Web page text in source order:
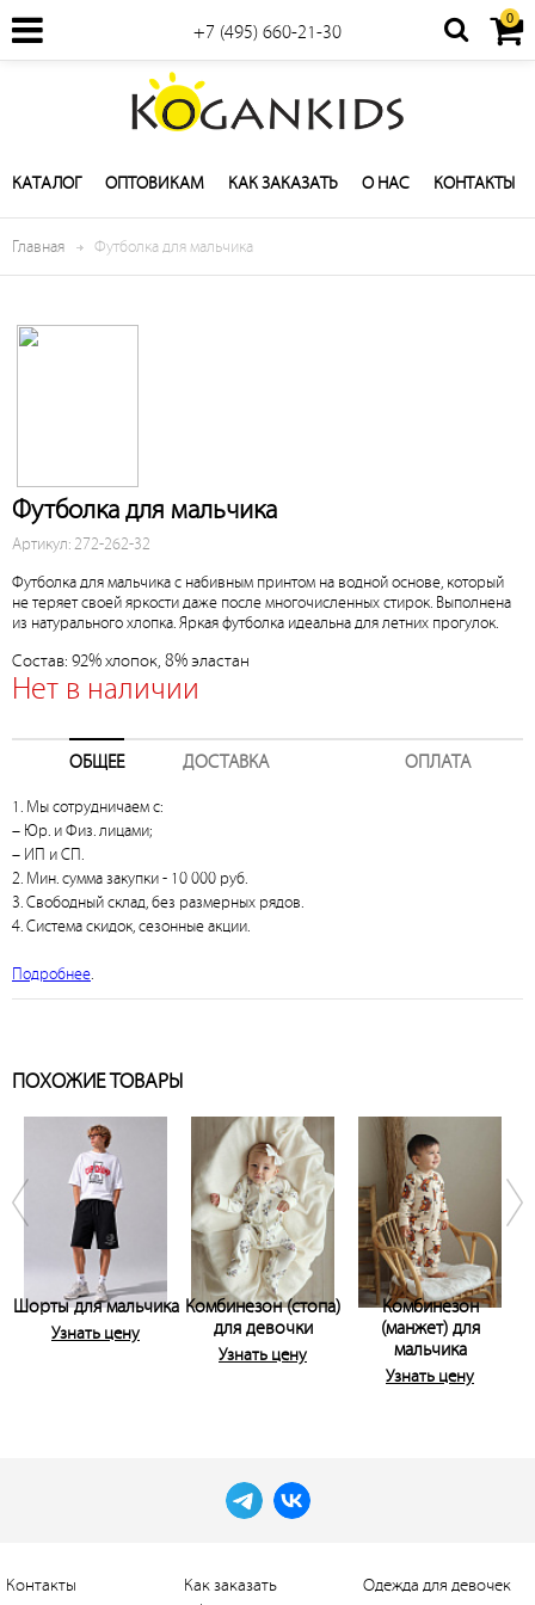
+7 (495) 660-21-30
0
КАТАЛОГ ОПТОВИКАМ КАК ЗАКАЗАТЬ О НАС КОНТАКТЫ
Главная Футболка для мальчика
Футболка для мальчика
Артикул: 272-262-32
Футболка для мальчика с набивным принтом на водной основе, который
не теряет своей яркости даже после многочисленных стирок. Выполнена
из натурального хлопка. Яркая футболка идеальна для летних прогулок.
Состав: 92% хлопок, 8% эластан
Нет в наличии
ОБЩЕЕ ДОСТАВКА ОПЛАТА
1. Мы сотрудничаем с:
– Юр. и Физ. лицами;
– ИП и СП.
2. Мин. сумма закупки - 10 000 руб.
3. Свободный склад, без размерных рядов.
4. Система скидок, сезонные акции.
Подробнее.
ПОХОЖИЕ ТОВАРЫ
Шорты для мальчика
Узнать цену
Комбинезон (стопа)
для девочки
Узнать цену
Комбинезон
(манжет) для
мальчика
Узнать цену
Контакты
Как заказать
Одежда для девочек